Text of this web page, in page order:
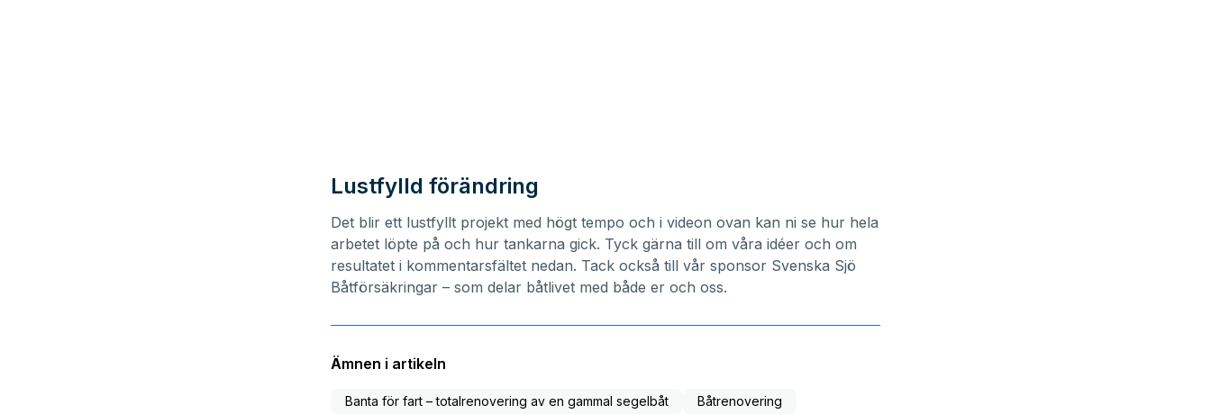
Lustfylld förändring
Det blir ett lustfyllt projekt med högt tempo och i videon ovan kan ni se hur hela
arbetet löpte på och hur tankarna gick. Tyck gärna till om våra idéer och om
resultatet i kommentarsfältet nedan. Tack också till vår sponsor Svenska Sjö
Båtförsäkringar – som delar båtlivet med både er och oss.
Ämnen i artikeln
Banta för fart – totalrenovering av en gammal segelbåt Båtrenovering